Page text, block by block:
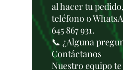
al hacer tu
teléfono o
645 867 931.
📞 ¿Alguna
Contáctanos
Nuestro equipo